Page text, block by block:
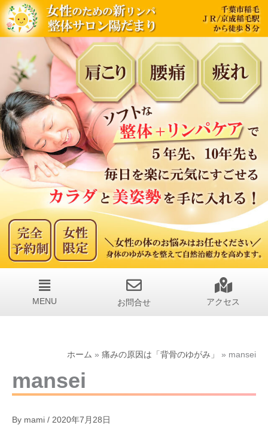
内
容
を
プ
MENU お問合せ アクセス
ホーム 痛みの原因は「背骨のゆがみ」 mansei
mansei
By mami / 2020年7月28日